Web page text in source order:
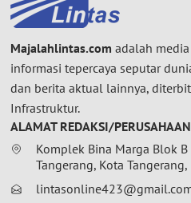
Majalahlintas.com adalah
informasi tepercaya seputar
dan berita aktual lainnya,
Infrastruktur.
ALAMAT REDAKSI/PERUSAHAAN
Komplek Bina Marga Blok B
Tangerang, Kota